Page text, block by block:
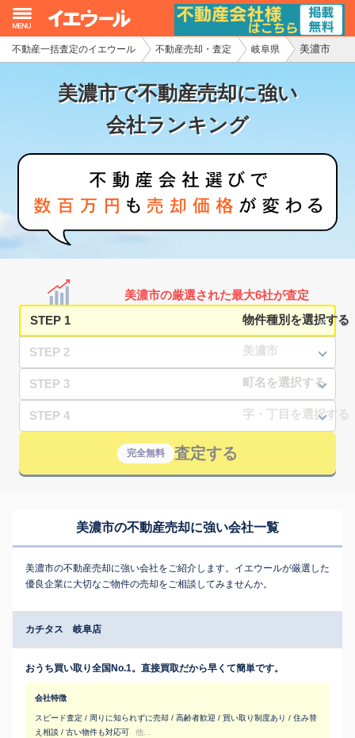
不動産一括査定のイエウール 不動産売却・査定 岐阜県 美濃市
美濃市で不動産売却に強い
会社ランキング
美濃市の厳選された最大6社が査定
STEP 1
STEP 2
STEP 3
STEP 4
完全無料 査定する
美濃市の不動産売却に強い会社一覧
美濃市の不動産売却に強い会社をご紹介します。イエウールが厳選した
優良企業に大切なご物件の売却をご相談してみませんか。
カチタス 岐阜店
おうち買い取り全国No.1。直接買取だから早くて簡単です。
会社特徴
スピード査定 / 周りに知られずに売却 / 高齢者歓迎 / 買い取り制度あり / 住み替
え相談 / 古い物件も対応可
他...
イエウール加盟希望の不動産会社様
初めての方へ
不動産の売却・一括査定
家査定シミュレーター
お問い合わせ